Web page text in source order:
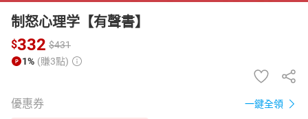
制怒心理学【有聲書】
$332 $431
1% (賺3點)
優惠券 一鍵全領